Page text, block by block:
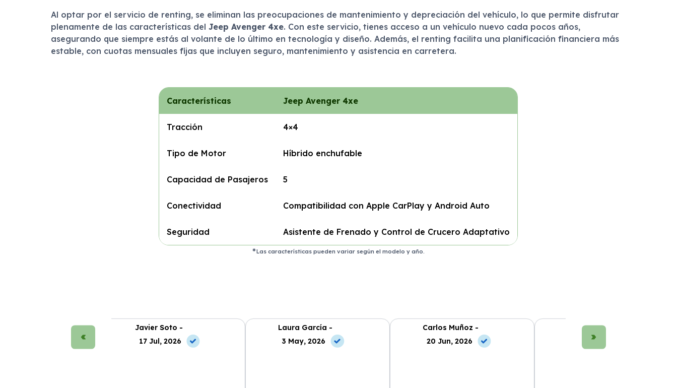
Al optar por el servicio de renting, se eliminan las preocupaciones de mantenimiento y depreciación del vehículo, lo que permite disfrutar
plenamente de las características del Jeep Avenger 4xe. Con este servicio, tienes acceso a un vehículo nuevo cada pocos años,
asegurando que siempre estás al volante de lo último en tecnología y diseño. Además, el renting facilita una planificación financiera más
estable, con cuotas mensuales fijas que incluyen seguro, mantenimiento y asistencia en carretera.
Características Jeep Avenger 4xe
Tracción 4×4
Tipo de Motor Híbrido enchufable
Capacidad de Pasajeros 5
Conectividad Compatibilidad con Apple CarPlay y Android Auto
Seguridad Asistente de Frenado y Control de Crucero Adaptativo
Las características pueden variar según el modelo y año.
Javier Soto -
17 Jul, 2026
Laura García -
3 May, 2026
Carlos Muñoz -
20 Jun, 2026
María López -
10 Jun, 2026